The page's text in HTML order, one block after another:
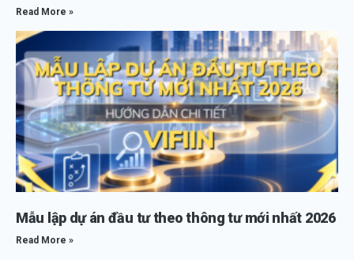
Read More »
Mẫu lập dự án đầu tư theo thông tư mới nhất 2026
Read More »